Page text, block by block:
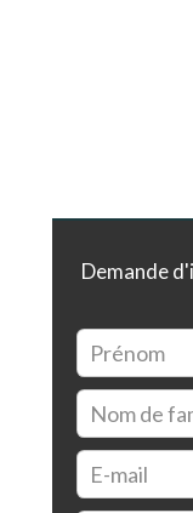
Demande